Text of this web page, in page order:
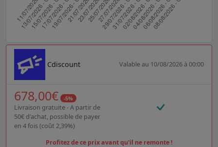
Cdiscount Valable au 10/08/2026 à 00:00
678,00€ -5%
Livraison gratuite - A partir de
50€ d'achat, possible de payer
en 4 fois (coût 2,39%)
Profitez de ce prix avant qu'il ne remonte !